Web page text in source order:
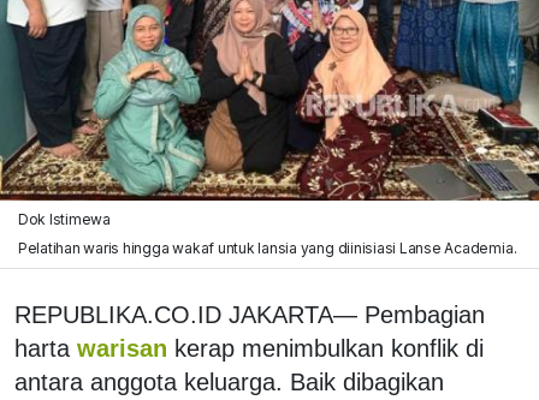
Dok Istimewa
Pelatihan waris hingga wakaf untuk lansia yang diinisiasi Lanse Academia.
REPUBLIKA.CO.ID JAKARTA— Pembagian
harta warisan kerap menimbulkan konflik di
antara anggota keluarga. Baik dibagikan